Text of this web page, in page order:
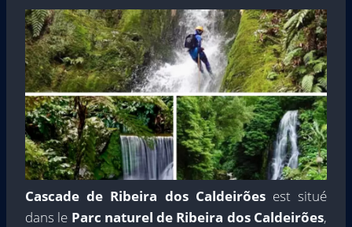
Cascade de Ribeira dos Caldeirõesest situé
dans le Parc naturel de Ribeira dos Caldeirões,